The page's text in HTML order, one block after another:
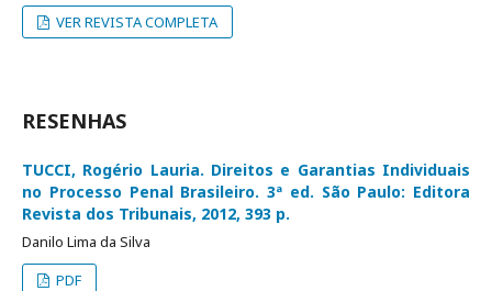
VER REVISTA COMPLETA
RESENHAS
TUCCI, Rogério Lauria. Direitos e Garantias Individuais
no Processo Penal Brasileiro. 3ª ed. São Paulo: Editora
Revista dos Tribunais, 2012, 393 p.
Danilo Lima da Silva
PDF